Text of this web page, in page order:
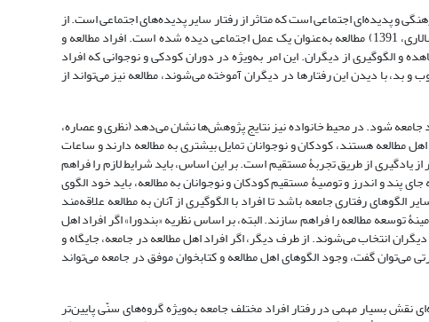
و پدیده‌ای اجتماعی است که متاثر از رفتار سایر پدیده‌های اجتماعی است. از
این رو، در بیشتر پژوهش‌ها (نظیر: پازوکی، 1373؛ خسروی، 1381؛ حاجی میررحیمی، 1378 نقل در: سالاری، 1391) مطالعه به‌عنوان یک عمل اجتماعی دیده شده است. افراد مطالعه و
و الگوگیری از دیگران. این امر به‌ویژه در دوران کودکی و نوجوانی که افراد
بد، با دیدن این رفتارها در دیگران آموخته می‌شوند، مطالعه نیز می‌تواند از
جامعه شود. در محیط خانواده نیز نتایج پژوهش‌ها نشان می‌دهد (نظری و عصاره،
بالا و اهل مطالعه هستند، کودکان و نوجوانان تمایل بیشتری به مطالعه دارند و ساعات
(1986) یادگیری مشاهده‌ای بسیار کارآمدتر از یادگیری از طریق تجربۀ مستقیم است. بر این اساس، ‌باید شرایط لازم را فراهم
پند و اندرز و توصیۀ مستقیم کودکان و نوجوانان به مطالعه، باید خود الگوی
رفتاری جامعه باشد تا افراد با الگوگیری از آنان به مطالعه علاقه‌مند
توسعه مطالعه را فراهم سازند. البته، بر اساس نظریه «بندورا» اگر افراد اهل
انتخاب می‌شوند. از طرف دیگر، اگر افراد اهل مطالعه در جامعه، جایگاه و
می‌توان گفت، وجود الگوهای اهل مطالعه و کتابخوان موفق در جامعه می‌تواند
نقش بسیار مهمی در رفتار افراد مختلف جامعه به‌ویژه گروه‌های سنّی پایین‌تر